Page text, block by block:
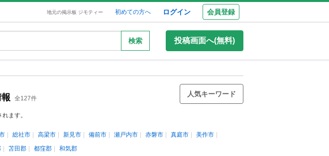
地元の掲示板 ジモティー 初めての方へ ログイン 会員登録
検索 投稿画面へ(無料)
全127件
人気キーワード
ます。
総社市 高梁市 新見市 備前市 瀬戸内市 赤磐市 真庭市
美作市
苫田郡 都窪郡 和気郡